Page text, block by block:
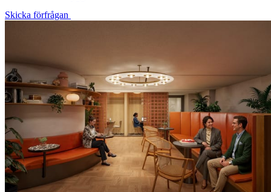
Skicka förfrågan